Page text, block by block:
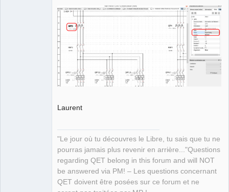
Laurent
"Le jour où tu découvres le Libre, tu sais que tu ne
pourras jamais plus revenir en arrière..."Questions
regarding QET belong in this forum and will NOT
be answered via PM! – Les questions concernant
QET doivent être posées sur ce forum et ne